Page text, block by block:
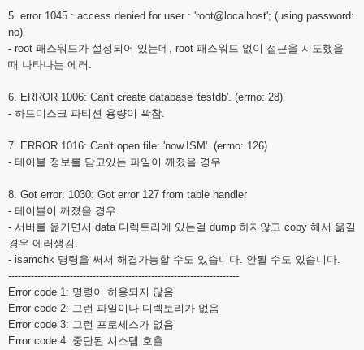
5. error 1045 : access denied for user : 'root@localhost'; (using password:
no)
- root 패스워드가 설정되어 있는데, root 패스워드 없이 접근을 시도했을
때 나타나는 에러.
6. ERROR 1006: Can't create database 'testdb'. (errno: 28)
- 하드디스크 파티션 용량이 꽉참.
7. ERROR 1016: Can't open file: 'now.ISM'. (errno: 126)
- 테이블 정보를 담고있는 파일이 깨졌을 경우
8. Got error: 1030: Got error 127 from table handler
- 테이블이 깨졌을 경우.
- 서버를 옮기면서 data 디렉토리에 있는걸 dump 하지않고 copy 해서 옮길
경우 에러생김.
- isamchk 명령을 써서 해결가능할 수도 있습니다. 안될 수도 있습니다.
-----------------------------------------------------------------------
Error code 1: 명령이 허용되지 않음
Error code 2: 그런 파일이나 디렉토리가 없음
Error code 3: 그런 프로세스가 없음
Error code 4: 중단된 시스템 호출